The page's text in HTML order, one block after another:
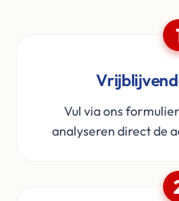
Vul via ons
analyseren direct de